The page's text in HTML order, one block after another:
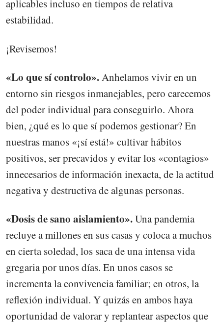
aplicables incluso en tiempos de relativa
estabilidad.
¡Revisemos!
«Lo que sí controlo».Anhelamos vivir en un
entorno sin riesgos inmanejables, pero carecemos
del poder individual para conseguirlo. Ahora
bien, ¿qué es lo que sí podemos gestionar? En
nuestras manos «¡sí está!» cultivar hábitos
positivos, ser precavidos y evitar los «contagios»
innecesarios de información inexacta, de la actitud
negativa y destructiva de algunas personas.
«Dosis de sano aislamiento».Una pandemia
recluye a millones en sus casas y coloca a muchos
en cierta soledad, los saca de una intensa vida
gregaria por unos días. En unos casos se
incrementa la convivencia familiar; en otros, la
reflexión individual. Y quizás en ambos haya
oportunidad de valorar y replantear aspectos que